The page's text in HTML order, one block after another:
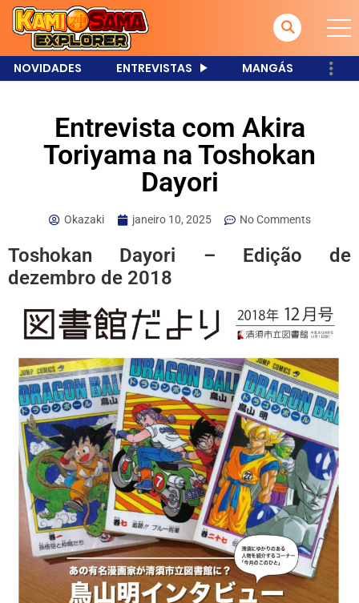
NOVIDADES ENTREVISTAS MANGÁS
Entrevista com Akira
Toriyama na Toshokan
Dayori
Okazaki janeiro 10, 2025 No Comments
Toshokan Dayori – Edição de
dezembro de 2018